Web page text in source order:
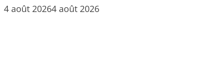
4 août 20264 août 2026